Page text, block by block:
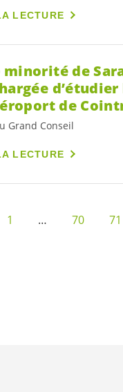
LECTURE
minorité de
de
Grand Conseil
LECTURE
1 … 70 71